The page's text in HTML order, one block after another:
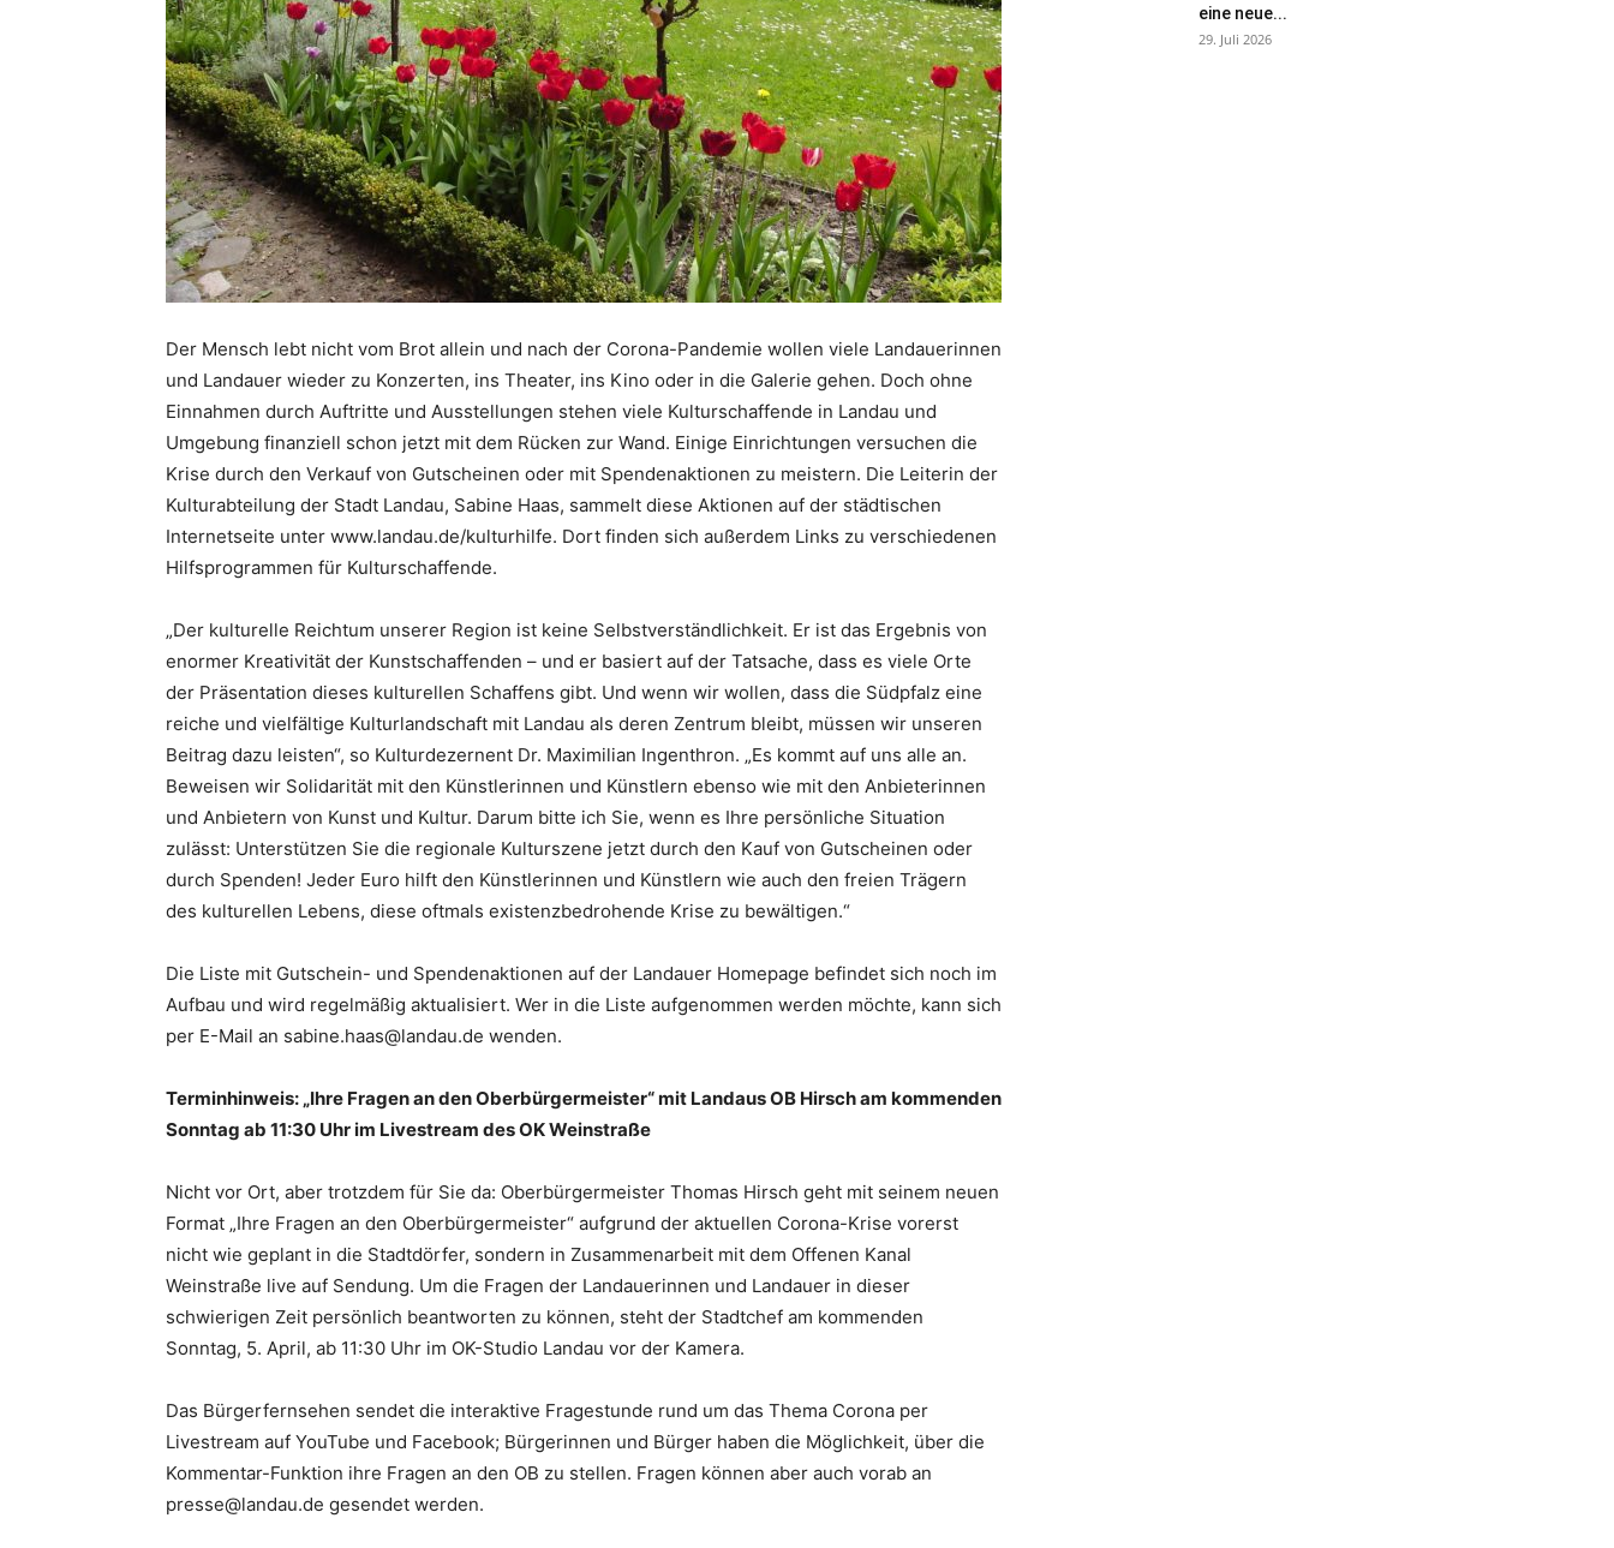
Der Mensch lebt nicht vom Brot allein und nach der Corona-Pandemie wollen viele Landauerinnen
und Landauer wieder zu Konzerten, ins Theater, ins Kino oder in die Galerie gehen. Doch ohne
Einnahmen durch Auftritte und Ausstellungen stehen viele Kulturschaffende in Landau und
Umgebung finanziell schon jetzt mit dem Rücken zur Wand. Einige Einrichtungen versuchen die
Krise durch den Verkauf von Gutscheinen oder mit Spendenaktionen zu meistern. Die Leiterin der
Kulturabteilung der Stadt Landau, Sabine Haas, sammelt diese Aktionen auf der städtischen
Internetseite unter www.landau.de/kulturhilfe. Dort finden sich außerdem Links zu verschiedenen
Hilfsprogrammen für Kulturschaffende.
„Der kulturelle Reichtum unserer Region ist keine Selbstverständlichkeit. Er ist das Ergebnis von
enormer Kreativität der Kunstschaffenden – und er basiert auf der Tatsache, dass es viele Orte
der Präsentation dieses kulturellen Schaffens gibt. Und wenn wir wollen, dass die Südpfalz eine
reiche und vielfältige Kulturlandschaft mit Landau als deren Zentrum bleibt, müssen wir unseren
Beitrag dazu leisten“, so Kulturdezernent Dr. Maximilian Ingenthron. „Es kommt auf uns alle an.
Beweisen wir Solidarität mit den Künstlerinnen und Künstlern ebenso wie mit den Anbieterinnen
und Anbietern von Kunst und Kultur. Darum bitte ich Sie, wenn es Ihre persönliche Situation
zulässt: Unterstützen Sie die regionale Kulturszene jetzt durch den Kauf von Gutscheinen oder
durch Spenden! Jeder Euro hilft den Künstlerinnen und Künstlern wie auch den freien Trägern
des kulturellen Lebens, diese oftmals existenzbedrohende Krise zu bewältigen.“
Die Liste mit Gutschein- und Spendenaktionen auf der Landauer Homepage befindet sich noch im
Aufbau und wird regelmäßig aktualisiert. Wer in die Liste aufgenommen werden möchte, kann sich
per E-Mail an sabine.haas@landau.de wenden.
Terminhinweis: „Ihre Fragen an den Oberbürgermeister“ mit Landaus OB Hirsch am kommenden
Sonntag ab 11:30 Uhr im Livestream des OK Weinstraße
Nicht vor Ort, aber trotzdem für Sie da: Oberbürgermeister Thomas Hirsch geht mit seinem neuen
Format „Ihre Fragen an den Oberbürgermeister“ aufgrund der aktuellen Corona-Krise vorerst
nicht wie geplant in die Stadtdörfer, sondern in Zusammenarbeit mit dem Offenen Kanal
Weinstraße live auf Sendung. Um die Fragen der Landauerinnen und Landauer in dieser
schwierigen Zeit persönlich beantworten zu können, steht der Stadtchef am kommenden
Sonntag, 5. April, ab 11:30 Uhr im OK-Studio Landau vor der Kamera.
Das Bürgerfernsehen sendet die interaktive Fragestunde rund um das Thema Corona per
Livestream auf YouTube und Facebook; Bürgerinnen und Bürger haben die Möglichkeit, über die
Kommentar-Funktion ihre Fragen an den OB zu stellen. Fragen können aber auch vorab an
presse@landau.de gesendet werden.
eine neue...
29. Juli 2026